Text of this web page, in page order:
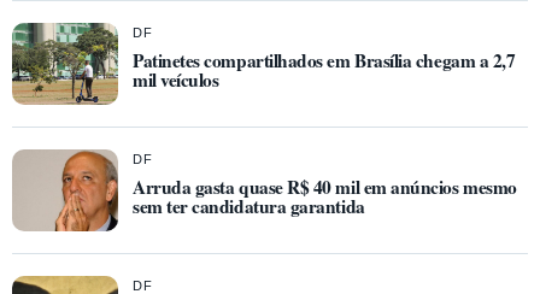
DF
Patinetes compartilhados em Brasília chegam a 2,7
mil veículos
DF
Arruda gasta quase R$ 40 mil em anúncios mesmo
sem ter candidatura garantida
DF